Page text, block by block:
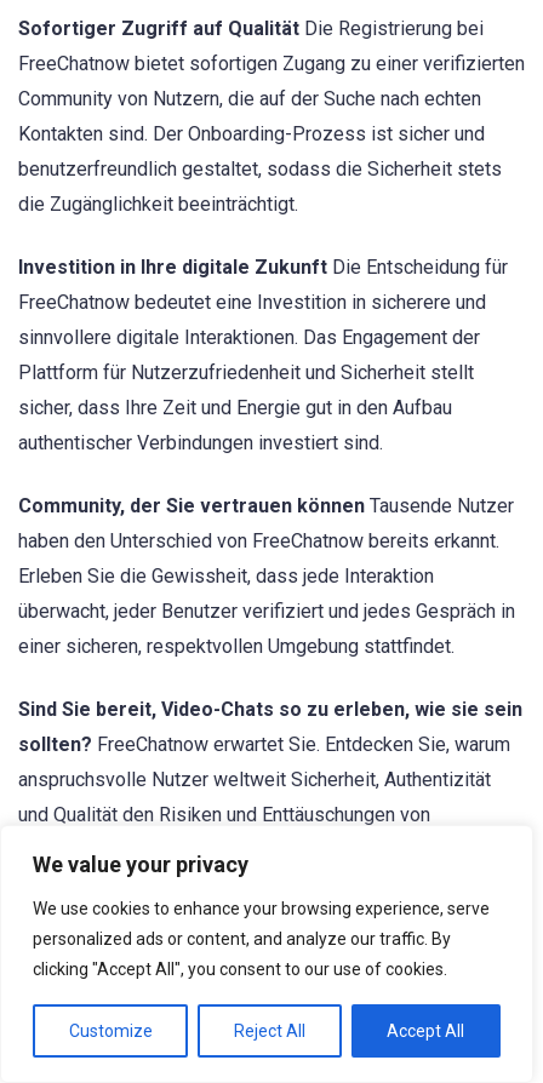
We value your privacy
We use cookies to enhance your browsing experience, serve
personalized ads or content, and analyze our traffic. By
clicking "Accept All", you consent to our use of cookies.
Customize Reject All Accept All
Sofortiger Zugriff auf Qualität Die Registrierung bei
FreeChatnow bietet sofortigen Zugang zu einer verifizierten
Community von Nutzern, die auf der Suche nach echten
Kontakten sind. Der Onboarding-Prozess ist sicher und
benutzerfreundlich gestaltet, sodass die Sicherheit stets
die Zugänglichkeit beeinträchtigt.
Investition in Ihre digitale Zukunft Die Entscheidung für
FreeChatnow bedeutet eine Investition in sicherere und
sinnvollere digitale Interaktionen. Das Engagement der
Plattform für Nutzerzufriedenheit und Sicherheit stellt
sicher, dass Ihre Zeit und Energie gut in den Aufbau
authentischer Verbindungen investiert sind.
Community, der Sie vertrauen können Tausende Nutzer
haben den Unterschied von FreeChatnow bereits erkannt.
Erleben Sie die Gewissheit, dass jede Interaktion
überwacht, jeder Benutzer verifiziert und jedes Gespräch in
einer sicheren, respektvollen Umgebung stattfindet.
Sind Sie bereit, Video-Chats so zu erleben, wie sie sein
sollten? FreeChatnow erwartet Sie. Entdecken Sie, warum
anspruchsvolle Nutzer weltweit Sicherheit, Authentizität
und Qualität den Risiken und Enttäuschungen von
Plattformen wie Funyo vorziehen.
Die Zukunft digitaler Verbindungen ist da. Geben Sie sich
nicht mit weniger zufrieden, als Sie verdienen. Werden Sie
noch heute Mitglied bei FreeChatnow und erleben Sie den
Unterschied, den echtes Engagement für Nutzersicherheit
und -zufriedenheit ausmacht.